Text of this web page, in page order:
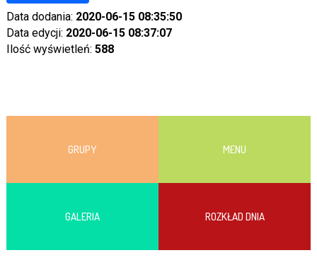
Data dodania: 2020-06-15 08:35:50
Data edycji: 2020-06-15 08:37:07
Ilość wyświetleń: 588
GRUPY MENU
GALERIA ROZKŁAD DNIA